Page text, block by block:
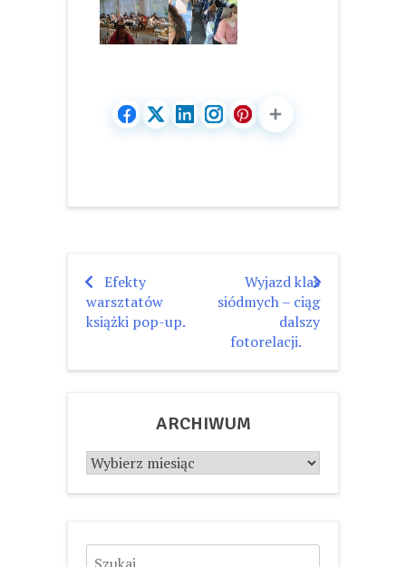
Nawigacja
wpisu
Efekty
warsztatów
książki pop-up.
Wyjazd klas
siódmych – ciąg
dalszy
fotorelacji.
ARCHIWUM
Archiwum
Szukaj: